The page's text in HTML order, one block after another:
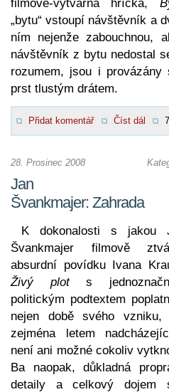
filmově-výtvarná hříčka,
„bytu“ vstoupí návštěvník a
ním nejenže zabouchnou,
návštěvník z bytu nedostal
rozumem, jsou i
prst tlustým drátem.
Přidat komentář Číst dál
28. Prosinec 2008
Jan
Švankmajer: Zahrada
K dokonalosti s jakou
Švankmajer filmově
absurdní povídku Ivana
Živý plots
politickým podtextem
nejen době svého vzniku,
zejména letem
není ani možné cokoliv
Ba naopak, důkladná
detaily a celkový dojem